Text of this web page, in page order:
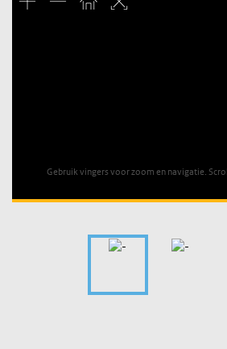
Gebruik vingers voor zoom en navigatie.